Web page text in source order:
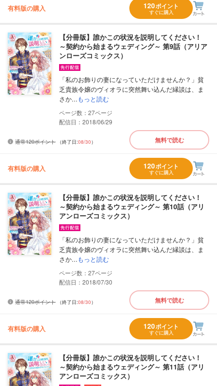
有料版の購入 120ポイント
すぐに購入
【分冊版】誰かこの状況を説明してください！
～契約から始まるウェディング～ 第9話（アリア
ンローズコミックス）
「私のお飾りの妻になっていただけませんか？」貧
乏貴族令嬢のヴィオラに突然舞い込んだ縁談は、ま
さか...もっと読む
27
配信日：2018/06/29
通常120ポイント （終了日:08/30） 無料で読む
有料版の購入 120ポイント
すぐに購入
【分冊版】誰かこの状況を説明してください！
～契約から始まるウェディング～ 第10話（アリ
アンローズコミックス）
「私のお飾りの妻になっていただけませんか？」貧
乏貴族令嬢のヴィオラに突然舞い込んだ縁談は、ま
さか...もっと読む
27
配信日：2018/07/30
通常120ポイント （終了日:08/30） 無料で読む
有料版の購入 120ポイント
すぐに購入
【分冊版】誰かこの状況を説明してください！
～契約から始まるウェディング～ 第11話（アリ
アンローズコミックス）